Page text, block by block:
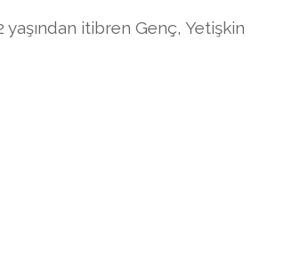
yaşından itibren Genç, Yetişkin